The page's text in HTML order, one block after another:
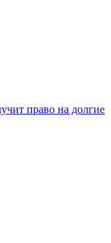
право на долгие